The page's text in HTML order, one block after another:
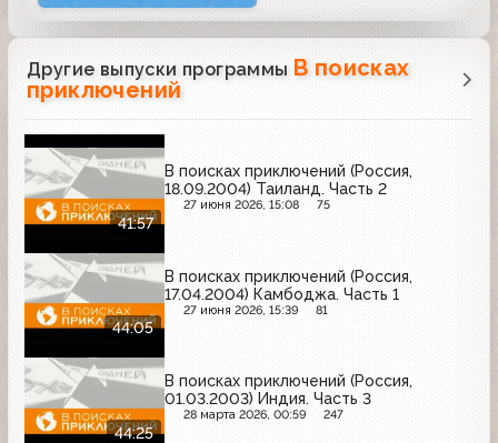
Другие выпуски программы В поисках
приключений
41:57
В поисках приключений (Россия,
18.09.2004) Таиланд. Часть 2
27 июня 2026, 15:08 75
44:05
В поисках приключений (Россия,
17.04.2004) Камбоджа. Часть 1
27 июня 2026, 15:39 81
44:25
В поисках приключений (Россия,
01.03.2003) Индия. Часть 3
28 марта 2026, 00:59 247